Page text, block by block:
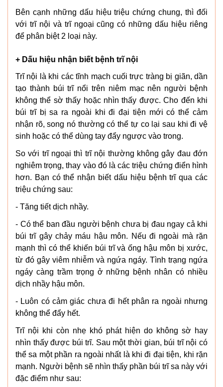
Bên cạnh những dấu hiệu triệu chứng chung, thì đối
với trĩ nội và trĩ ngoại cũng có những dấu hiệu riêng
để phân biệt 2 loại này.
+ Dấu hiệu nhận biết bệnh trĩ nội
Trĩ nội là khi các tĩnh mạch cuối trực tràng bị giãn, dần
tạo thành búi trĩ nổi trên niêm mạc nên người bệnh
không thể sờ thấy hoặc nhìn thấy được. Cho đến khi
búi trĩ bị sa ra ngoài khi đi đại tiện mới có thể cảm
nhận rõ, song nó thường có thể tự co lại sau khi đi vệ
sinh hoặc có thể dùng tay đẩy ngược vào trong.
So với trĩ ngoại thì trĩ nội thường không gây đau đớn
nghiêm trọng, thay vào đó là các triệu chứng điển hình
hơn. Bạn có thể nhận biết dấu hiệu bệnh trĩ qua các
triệu chứng sau:
- Tăng tiết dịch nhầy.
- Có thể ban đầu người bệnh chưa bị đau ngay cả khi
búi trĩ gây chảy máu hậu môn. Nếu đi ngoài mà rặn
mạnh thì có thể khiến búi trĩ và ống hậu môn bị xước,
từ đó gây viêm nhiễm và ngứa ngáy. Tình trạng ngứa
ngáy càng trầm trọng ở những bệnh nhân có nhiều
dịch nhầy hậu môn.
- Luôn có cảm giác chưa đi hết phân ra ngoài nhưng
không thể đẩy hết.
Trĩ nội khi còn nhẹ khó phát hiện do không sờ hay
nhìn thấy được búi trĩ. Sau một thời gian, búi trĩ nội có
thể sa một phần ra ngoài nhất là khi đi đại tiện, khi rặn
mạnh. Người bệnh sẽ nhìn thấy phần búi trĩ sa này với
đặc điểm như sau: